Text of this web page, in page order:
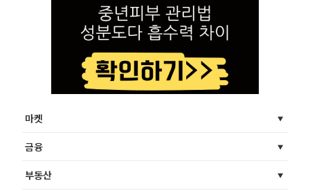
마켓
금융
부동산